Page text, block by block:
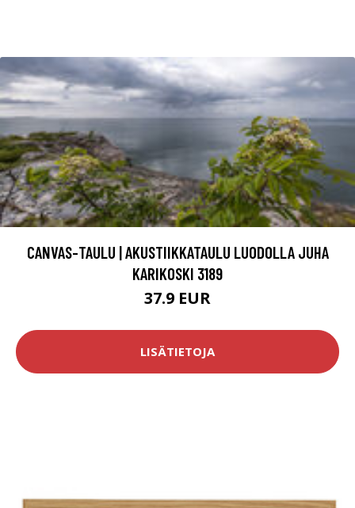
CANVAS-TAULU | AKUSTIIKKATAULU LUODOLLA JUHA
KARIKOSKI 3189
37.9 EUR
LISÄTIETOJA